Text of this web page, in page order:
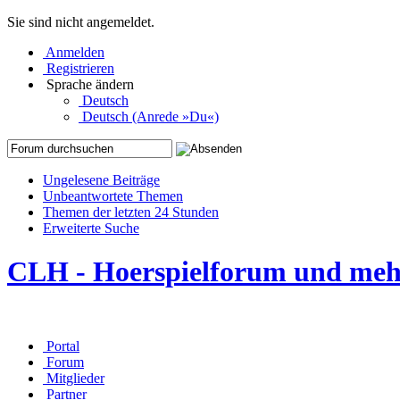
Sie sind nicht angemeldet.
Anmelden
Registrieren
Sprache ändern
Deutsch
Deutsch (Anrede »Du«)
Ungelesene Beiträge
Unbeantwortete Themen
Themen der letzten 24 Stunden
Erweiterte Suche
CLH - Hoerspielforum und
Portal
Forum
Mitglieder
Partner